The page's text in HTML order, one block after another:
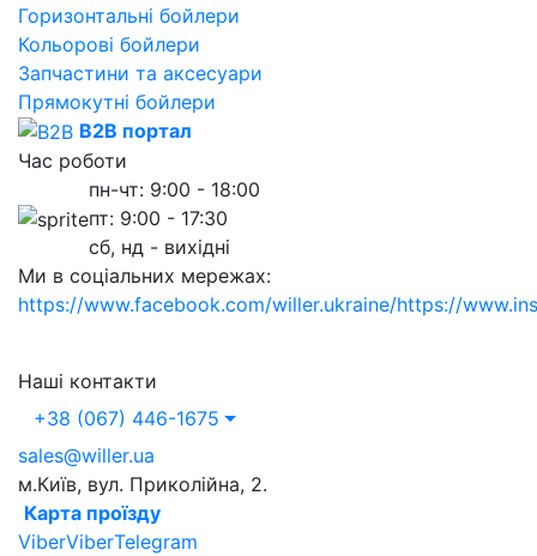
Горизонтальні бойлери
Кольорові бойлери
Запчастини та аксесуари
Прямокутні бойлери
B2B портал
Час роботи
пн-чт: 9:00 - 18:00
пт: 9:00 - 17:30
сб, нд - вихідні
Ми в соціальних мережах:
https://www.facebook.com/willer.ukraine/https://
Наші контакти
+38 (067) 446-1675
sales@willer.ua
м.Київ, вул. Приколійна, 2.
Карта проїзду
ViberViberTelegram